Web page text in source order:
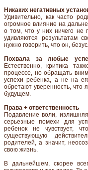
Никаких негативных
Удивительно, как часто
огромное влияние на
о том, что у них ничего не
удивляются результатам
нужно говорить, что он,
Похвала за любые
Естественно, критика
процессе, но обращать
успехи ребенка, а не на
обретают уверенность, что
будущем.
Права + ответственность
Подавление воли,
серьезные помехи для
ребенок не чувствует,
существующую
родителей, а значит,
свою жизнь.
В дальнейшем, скорее